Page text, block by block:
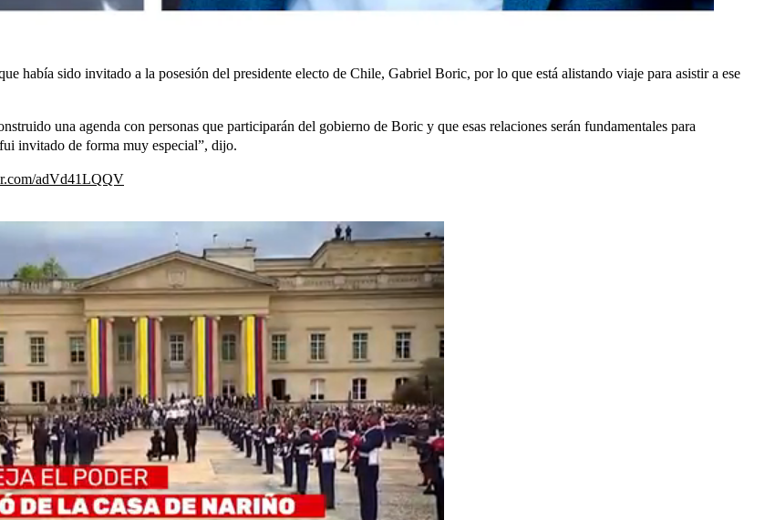
había sido invitado a la posesión del presidente electo de Chile, Gabriel Boric, por lo que está alistando viaje para asistir a ese
una agenda con personas que participarán del gobierno de Boric y que esas relaciones serán fundamentales para
invitado de forma muy especial”, dijo.
adVd41LQQV